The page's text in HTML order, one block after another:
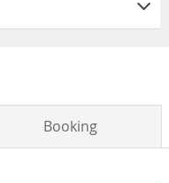
Booking